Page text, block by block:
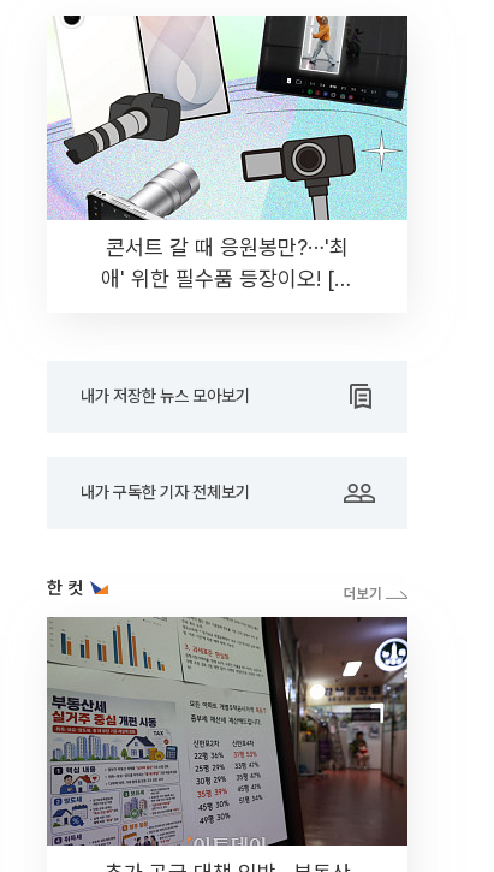
콘서트 갈 때 응원봉만?⋯'최
애' 위한 필수품 등장이오! [솔
내가 저장한 뉴스 모아보기
내가 구독한 기자 전체보기
한 컷